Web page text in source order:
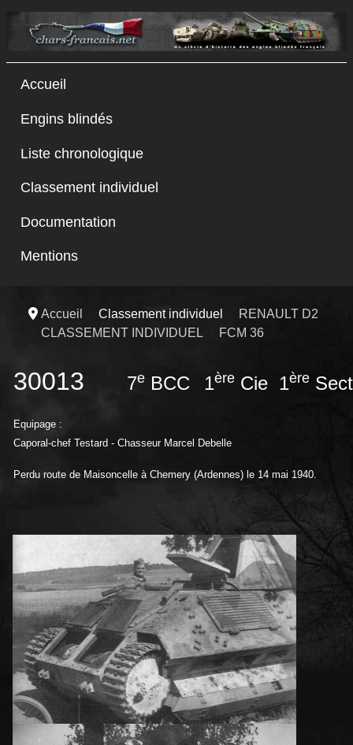
Accueil
Engins blindés
Liste chronologique
Classement individuel
Documentation
Mentions
Accueil Classement individuel
RENAULT D2
CLASSEMENT INDIVIDUEL
FCM 36
30013 7e BCC 1ère Cie 1ère
Equipage :
Caporal-chef Testard - Chasseur Marcel Debelle
Perdu route de Maisoncelle à Chemery (Ardennes) le 14 mai 1940.